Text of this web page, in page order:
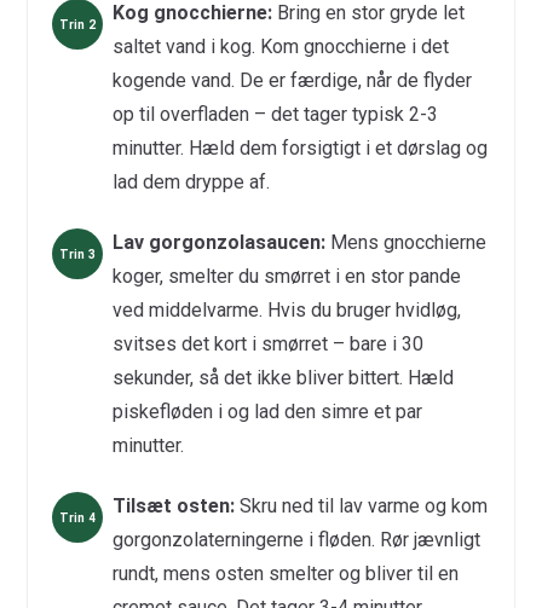
Kog gnocchierne:Bring en stor gryde let
saltet vand i kog. Kom gnocchierne i det
kogende vand. De er færdige, når de flyder
op til overfladen – det tager typisk 2-3
minutter. Hæld dem forsigtigt i et dørslag og
lad dem dryppe af.
Lav gorgonzolasaucen:Mens gnocchierne
koger, smelter du smørret i en stor pande
ved middelvarme. Hvis du bruger hvidløg,
svitses det kort i smørret – bare i 30
sekunder, så det ikke bliver bittert. Hæld
piskefløden i og lad den simre et par
minutter.
Tilsæt osten:Skru ned til lav varme og kom
gorgonzolaterningerne i fløden. Rør jævnligt
rundt, mens osten smelter og bliver til en